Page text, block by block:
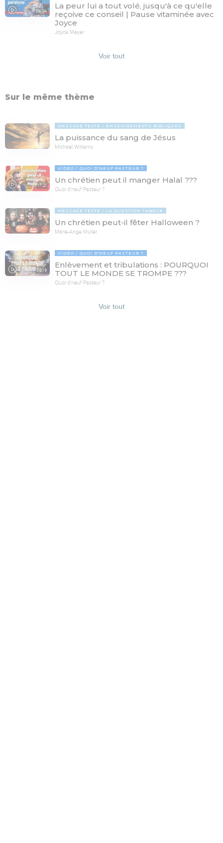
04:04
La peur lui a tout volé, jusqu'à ce qu'elle
reçoive ce conseil | Pause vitaminée avec
Joyce
Joyce Meyer
Voir tout
Sur le même thème
MESSAGE TEXTE ENSEIGNEMENTS BIBLIQUES
La puissance du sang de Jésus
Michaël Williams
17:21
VIDÉO QUOI D'NEUF PASTEUR ?
Un chrétien peut il manger Halal ???
Quoi d'neuf Pasteur ?
MESSAGE TEXTE LA QUESTION TABOUE
Un chrétien peut-il fêter Halloween ?
Marie-Ange Muller
78:19
VIDÉO QUOI D'NEUF PASTEUR ?
Enlèvement et tribulations : POURQUOI
TOUT LE MONDE SE TROMPE ???
Quoi d'neuf Pasteur ?
Voir tout